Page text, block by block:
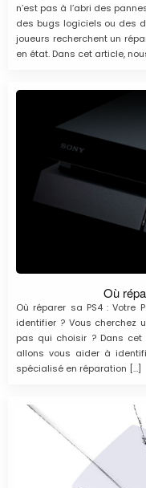
n’est pas à l’abri des
des bugs logiciels ou des
joueurs recherchent un
en état. Dans cet article,
Où
Où réparer sa PS4 : Votre
identifier ? Vous cherchez
pas qui choisir ? Dans cet
allons vous aider à
spécialisé en réparation […]